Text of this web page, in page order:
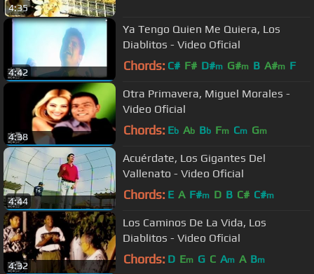
4:35
4:42
Ya Tengo Quien Me Quiera, Los
Diablitos - Video Oficial
Chords: C# F# D#m G#m B A#m F
4:38
Otra Primavera, Miguel Morales -
Video Oficial
Chords: Eb Ab Bb Fm Cm Gm
4:44
Acuérdate, Los Gigantes Del
Vallenato - Video Oficial
Chords: E A F#m D B C# C#m
4:32
Los Caminos De La Vida, Los
Diablitos - Video Oficial
Chords: D Em G C Am A Bm